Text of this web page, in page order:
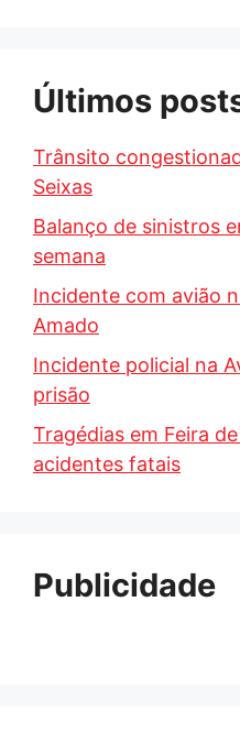
Últimos
Trânsito
Seixas
Balanço de sinistros
semana
Incidente com avião
Amado
Incidente policial na
prisão
Tragédias em Feira
acidentes fatais
Publicidade